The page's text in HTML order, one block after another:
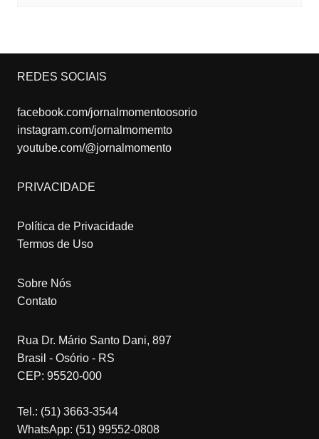
REDES SOCIAIS
facebook.com/jornalmomentoosorio
instagram.com/jornalmomemto
youtube.com/@jornalmomento
PRIVACIDADE
Política de Privacidade
Termos de Uso
Sobre Nós
Contato
Rua Dr. Mário Santo Dani, 897
Brasil - Osório - RS
CEP: 95520-000
Tel.: (51) 3663-3544
WhatsApp: (51) 99552-0808